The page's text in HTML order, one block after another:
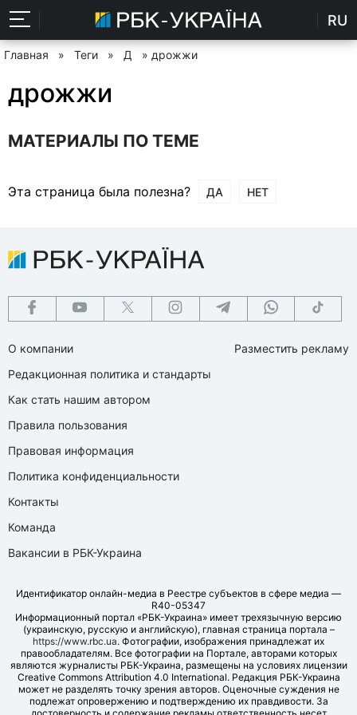
RU
Главная » Теги » Д » дрожжи
дрожжи
МАТЕРИАЛЫ ПО ТЕМЕ
Эта страница была полезна? ДА НЕТ
О компании
Редакционная политика и стандарты
Как стать нашим автором
Правила пользования
Правовая информация
Политика конфиденциальности
Контакты
Команда
Вакансии в РБК-Украина
Разместить рекламу
Идентификатор онлайн-медиа в Реестре субъектов в сфере медиа —
R40-05347
Информационный портал «РБК-Украина» имеет трехязычную версию
(украинскую, русскую и английскую), главная страница портала –
https://www.rbc.ua. Фотографии, изображения принадлежат их
правообладателям. Все фотографии на Портале, авторами которых
являются журналисты РБК-Украина, размещены на условиях лицензии
Creative Commons Attribution 4.0 International. Редакция РБК-Украина
может не разделять точку зрения авторов. Оценочные суждения не
подлежат опровержению и подтверждению их правдивости. За